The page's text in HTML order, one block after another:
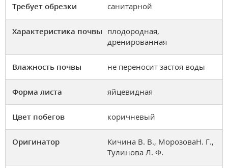
Требует обрезки санитарной
Характеристика почвы плодородная,
дренированная
Влажность почвы не переносит застоя воды
Форма листа яйцевидная
Цвет побегов коричневый
Оригинатор
Кичина В. В., МорозоваН. Г.,
Тулинова Л. Ф.